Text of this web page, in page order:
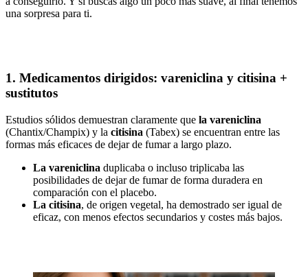
una sorpresa para ti.
1. Medicamentos dirigidos: vareniclina y citisina +
sustitutos
Estudios sólidos demuestran claramente que la vareniclina
(Chantix/Champix) y la citisina (Tabex) se encuentran entre las
formas más eficaces de dejar de fumar a largo plazo.
La vareniclina duplicaba o incluso triplicaba las
posibilidades de dejar de fumar de forma duradera en
comparación con el placebo.
La citisina, de origen vegetal, ha demostrado ser igual de
eficaz, con menos efectos secundarios y costes más bajos.